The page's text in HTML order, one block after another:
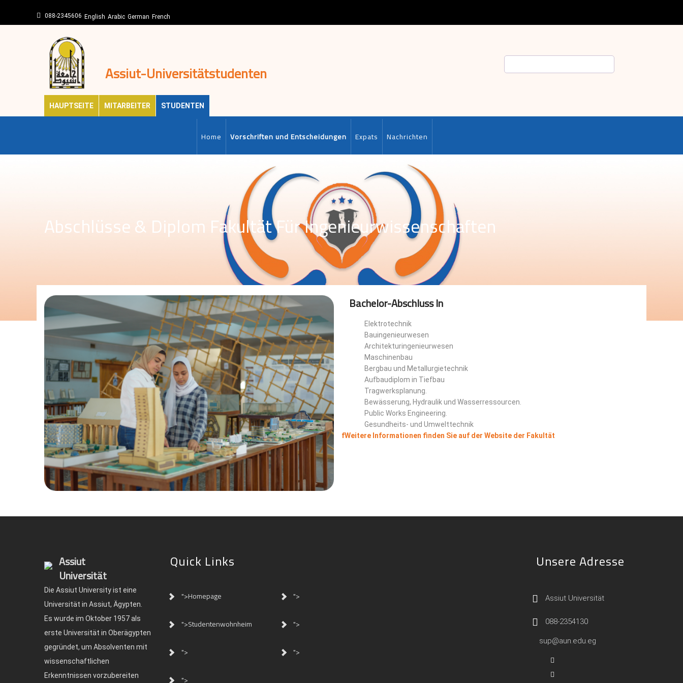
088-2345606 English Arabic German French
Assiut-Universitätstudenten
HAUPTSEITE MITARBEITER STUDENTEN
MAIN-
EN
Home Vorschriften und Entscheidungen Expats Nachrichten
Abschlüsse & Diplom Fakultät Für Ingenieurwissenschaften
Bachelor-Abschluss In
Elektrotechnik
Bauingenieurwesen
Architekturingenieurwesen
Maschinenbau
Bergbau und Metallurgietechnik
Aufbaudiplom in Tiefbau
Tragwerksplanung.
Bewässerung, Hydraulik und Wasserressourcen.
Public Works Engineering.
Gesundheits- und Umwelttechnik
fWeitere Informationen finden Sie auf der Website der Fakultät
Assiut
Universität
Die Assiut University ist eine
Universität in Assiut, Ägypten.
Es wurde im Oktober 1957 als
erste Universität in Oberägypten
gegründet, um Absolventen mit
wissenschaftlichen
Erkenntnissen vorzubereiten
Quick Links
">Homepage ">
">Studentenwohnheim ">
"> ">
">
Unsere Adresse
Assiut Universität
088-2354130
sup@aun.edu.eg